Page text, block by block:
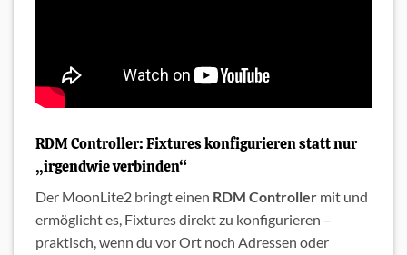
RDM Controller: Fixtures konfigurieren statt nur
„irgendwie verbinden“
Der MoonLite2 bringt einen RDM Controller mit und
ermöglicht es, Fixtures direkt zu konfigurieren –
praktisch, wenn du vor Ort noch Adressen oder